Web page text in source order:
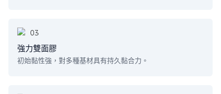
強力雙面膠
初始黏性強，對多種基材具有持久黏合力。